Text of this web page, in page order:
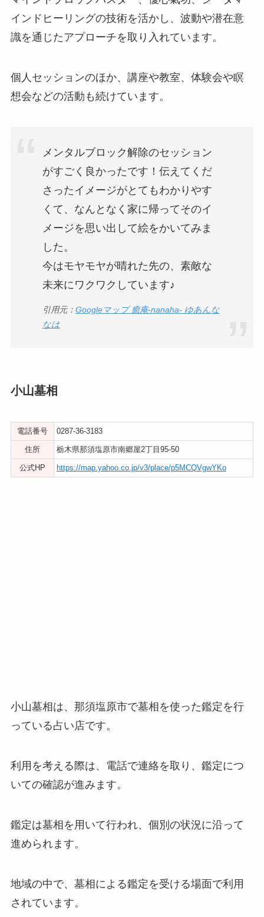
インドヒーリングの技術を活かし、波動や潜在意
識を通じたアプローチを取り入れています。
個人セッションのほか、講座や教室、体験会や瞑
想会などの活動も続けています。
メンタルブロック解除のセッション
がすごく良かったです！伝えてくだ
さったイメージがとてもわかりやす
くて、なんとなく家に帰ってそのイ
メージを思い出して絵をかいてみま
した。
今はモヤモヤが晴れた先の、素敵な
未来にワクワクしています♪
引用元： Googleマップ 癒庵-nanaha- ゆあんな
なは
小山墓相
電話番号 0287-36-3183
住所 栃木県那須塩原市南郷屋2丁目95-50
公式HP https://map.yahoo.co.jp/v3/place/p5MCQVgwYKo
小山墓相は、那須塩原市で墓相を使った鑑定を行
っている占い店です。
利用を考える際は、電話で連絡を取り、鑑定につ
いての確認が進みます。
鑑定は墓相を用いて行われ、個別の状況に沿って
進められます。
地域の中で、墓相による鑑定を受ける場面で利用
されています。